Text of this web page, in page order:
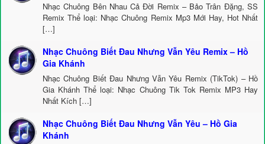
Nhạc Chuông Bên Nhau Cả Đời Remix – Bảo Trân Đặng, SS
Remix Thể loại: Nhạc Chuông Remix Mp3 Mới Hay, Hot Nhất
[…]
Nhạc Chuông Biết Đau Nhưng Vẫn Yêu Remix – Hồ
Gia Khánh
Nhạc Chuông Biết Đau Nhưng Vẫn Yêu Remix (TikTok) – Hồ
Gia Khánh Thể loại: Nhạc Chuông Tik Tok Remix MP3 Hay
Nhất Kích […]
Nhạc Chuông Biết Đau Nhưng Vẫn Yêu – Hồ Gia
Khánh